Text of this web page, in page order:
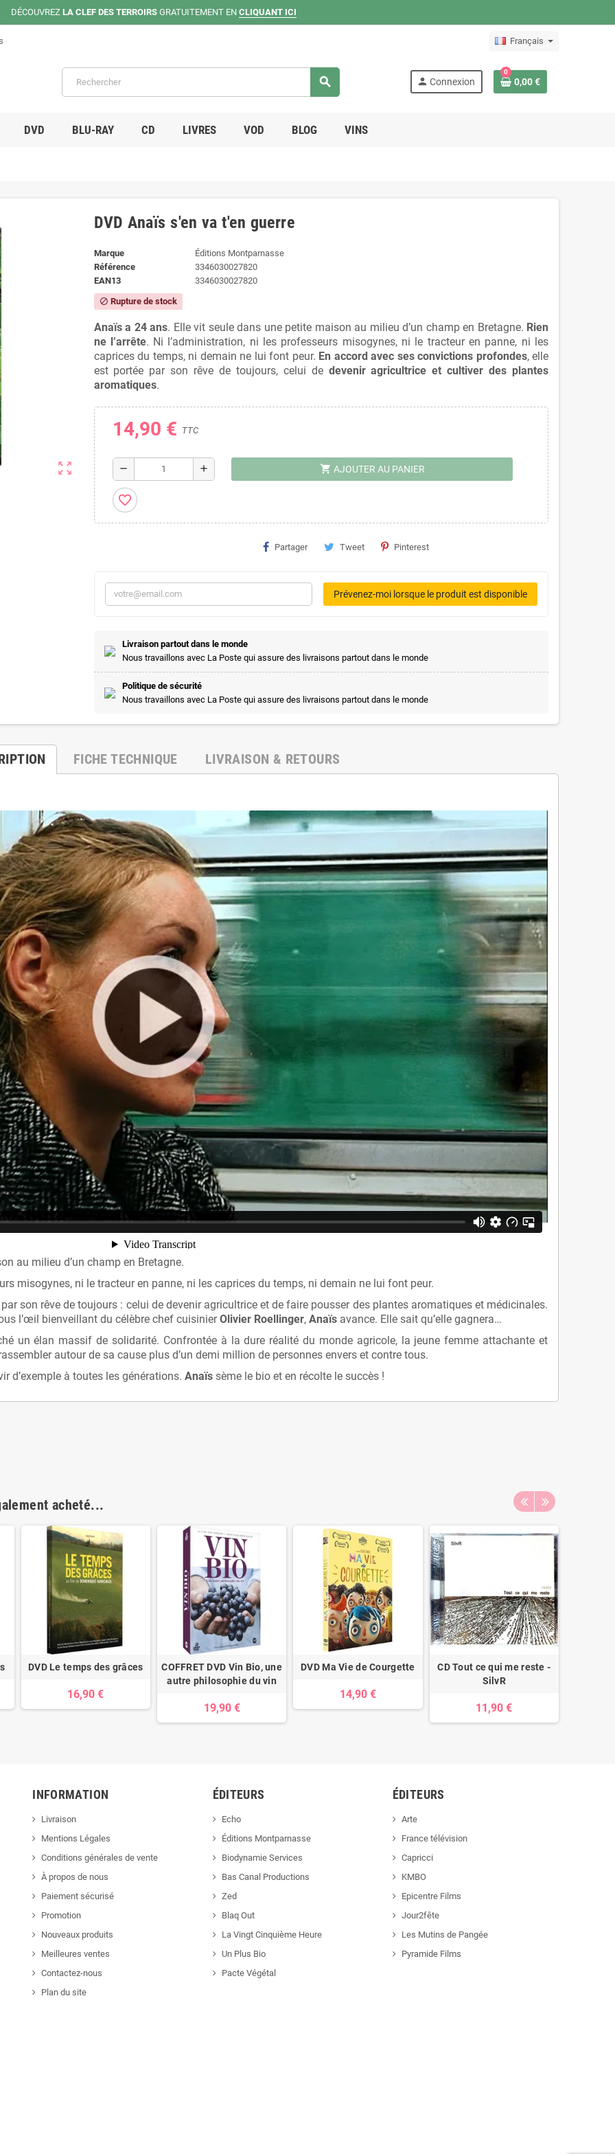
DÉCOUVREZ LA CLEF DES TERROIRS GRATUITEMENT EN CLIQUANT ICI
Français
search person Connexion
0
0,00 €
DVD BLU-RAY CD LIVRES VOD BLOG VINS
zoom_out_map
DVD Anaïs s'en va t'en guerre
Marque
Éditions Montparnasse
Référence
3346030027820
EAN13
3346030027820
block Rupture de stock
Anaïs a 24 ans. Elle vit seule dans une petite maison au milieu d’un champ en Bretagne. Rien
ne l’arrête. Ni l’administration, ni les professeurs misogynes, ni le tracteur en panne, ni les
caprices du temps, ni demain ne lui font peur. En accord avec ses convictions profondes, elle
est portée par son rêve de toujours, celui de devenir agricultrice et cultiver des plantes
aromatiques.
14,90 € TTC
remove add shopping_cart AJOUTER AU PANIER
favorite_border
Partager Tweet Pinterest
Prévenez-moi lorsque le produit est disponible
Livraison partout dans le monde
Nous travaillons avec La Poste qui assure des livraisons partout dans le monde
Politique de sécurité
Nous travaillons avec La Poste qui assure des livraisons partout dans le monde
FICHE TECHNIQUE LIVRAISON & RETOURS
au milieu d’un champ en Bretagne.
misogynes, ni le tracteur en panne, ni les caprices du temps, ni demain ne lui font peur.
son rêve de toujours : celui de devenir agricultrice et de faire pousser des plantes aromatiques et médicinales.
l’œil bienveillant du célèbre chef cuisinierOlivier Roellinger, Anaïs avance. Elle sait qu’elle gagnera…
un élan massif de solidarité. Confrontée à la dure réalité du monde agricole, la jeune femme attachante et
autour de sa cause plus d’un demi million de personnes envers et contre tous.
d’exemple à toutes les générations. Anaïs sème le bio et en récolte le succès !
acheté...
DVD Le temps des grâces
16,90 €
COFFRET DVD Vin Bio, une
autre philosophie du vin
19,90 €
DVD Ma Vie de Courgette
14,90 €
CD Tout ce qui me reste -
SilvR
11,90 €
INFORMATION
Livraison
Mentions Légales
Conditions générales de vente
À propos de nous
Paiement sécurisé
Promotion
Nouveaux produits
Meilleures ventes
Contactez-nous
Plan du site
ÉDITEURS
Echo
Éditions Montparnasse
Biodynamie Services
Bas Canal Productions
Zed
Blaq Out
La Vingt Cinquième Heure
Un Plus Bio
Pacte Végétal
ÉDITEURS
Arte
France télévision
Capricci
KMBO
Epicentre Films
Jour2fête
Les Mutins de Pangée
Pyramide Films